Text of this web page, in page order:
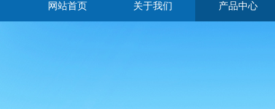
网站首页 关于我们 产品中心